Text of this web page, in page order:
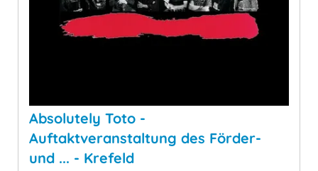
Absolutely Toto -
Auftaktveranstaltung des Förder-
und ... - Krefeld